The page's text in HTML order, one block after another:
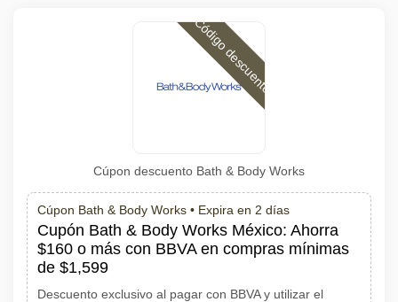
Código descuento
Cúpon descuento Bath & Body Works
Cúpon Bath & Body Works • Expira en 2 días
Cupón Bath & Body Works México: Ahorra
$160 o más con BBVA en compras mínimas
de $1,599
Descuento exclusivo al pagar con BBVA y utilizar el